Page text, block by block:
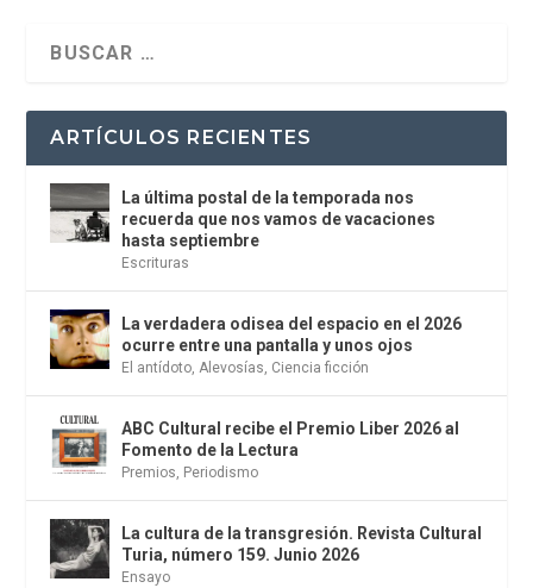
ARTÍCULOS RECIENTES
La última postal de la temporada nos
recuerda que nos vamos de vacaciones
hasta septiembre
Escrituras
La verdadera odisea del espacio en el 2026
ocurre entre una pantalla y unos ojos
El antídoto,Alevosías, Ciencia ficción
ABC Cultural recibe el Premio Liber 2026 al
Fomento de la Lectura
Premios, Periodismo
La cultura de la transgresión. Revista Cultural
Turia, número 159. Junio 2026
Ensayo